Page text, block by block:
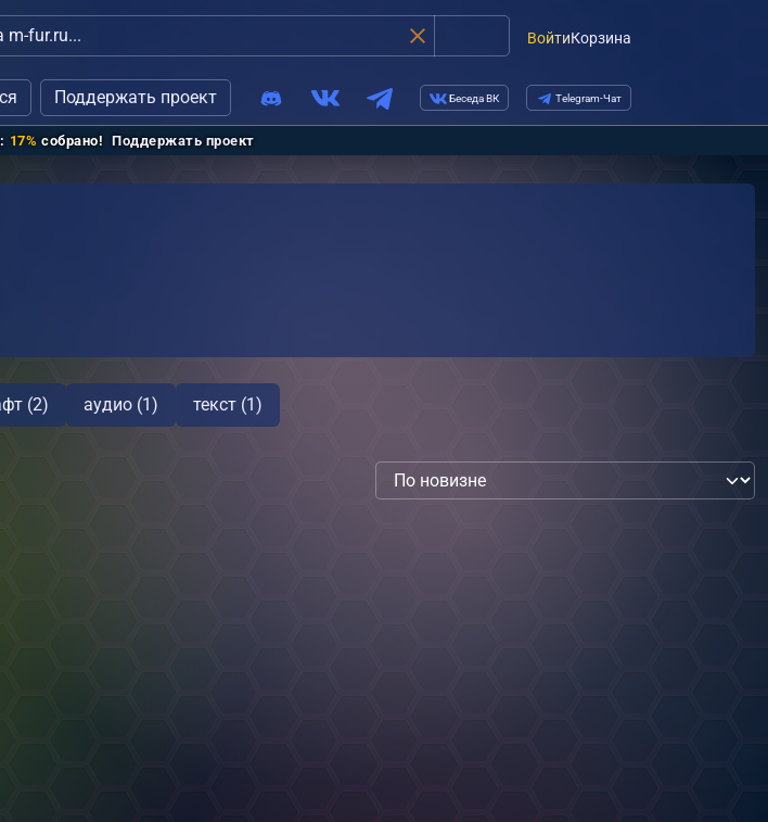
ВойтиКорзина
Поддержать проект Беседа ВК Telegram-Чат
17% собрано! Поддержать проект
(2) аудио (1) текст (1)